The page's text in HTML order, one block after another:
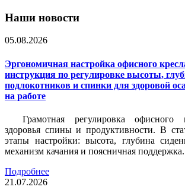
Наши новости
05.08.2026
Эргономичная настройка офисного
инструкция по регулировке высоты,
подлокотников и спинки для здоровой
на работе
Грамотная регулировка
здоровья спины и продуктивности. В
этапы настройки: высота, глубина
механизм качания и поясничная поддержка.
Подробнее
21.07.2026